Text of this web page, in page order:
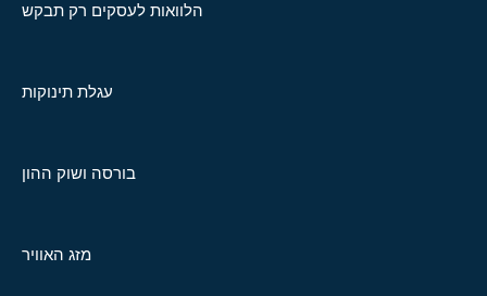
הלוואות לעסקים רק תבקש
עגלת תינוקות
בורסה ושוק ההון
מזג האוויר